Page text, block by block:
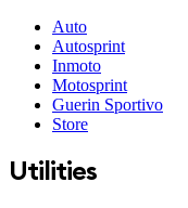
Auto
Autosprint
Inmoto
Motosprint
Guerin Sportivo
Store
Utilities